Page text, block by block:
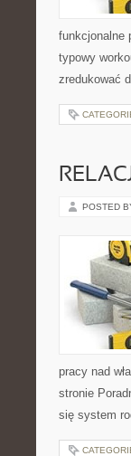
funkcjonalne
typowy
zredukować
POSTED
pracy nad
stronie
się system